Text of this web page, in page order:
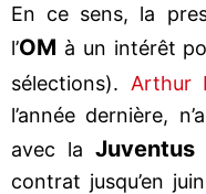
En ce sens, la
l’OM à un intérêt
sélections). Arthur
l’année dernière,
avec la Juventus
contrat jusqu’en